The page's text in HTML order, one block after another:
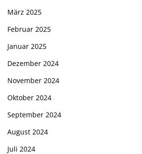
März 2025
Februar 2025
Januar 2025
Dezember 2024
November 2024
Oktober 2024
September 2024
August 2024
Juli 2024